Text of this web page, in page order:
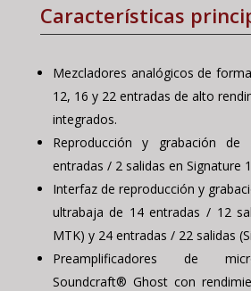
Características
Mezcladores analógicos de
12, 16 y 22 entradas de alto
integrados.
Reproducción y grabación
entradas / 2 salidas en Signature
Interfaz de reproducción y
ultrabaja de 14 entradas / 12
MTK) y 24 entradas / 22 salidas
Preamplificadores de
Soundcraft® Ghost con